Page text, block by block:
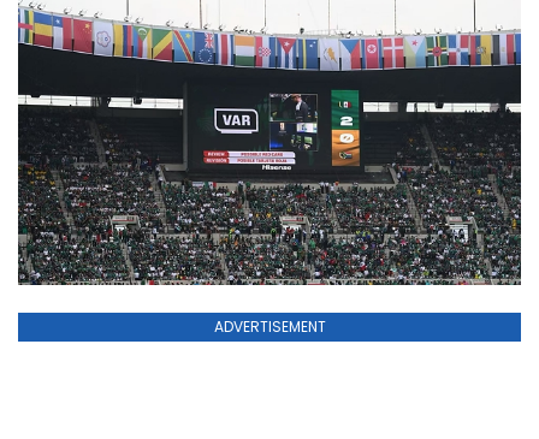
ADVERTISEMENT